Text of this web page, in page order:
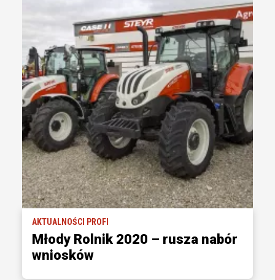
AKTUALNOŚCI PROFI
Młody Rolnik 2020 – rusza nabór
wniosków